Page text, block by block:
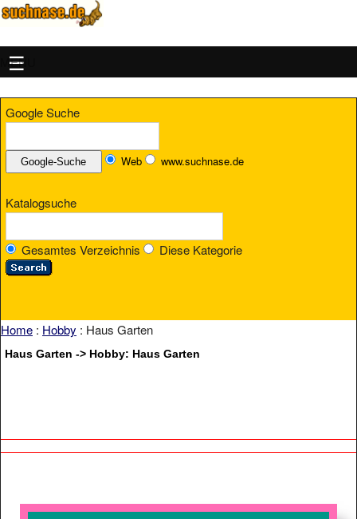
MENU
Google Suche
Web www.suchnase.de
Katalogsuche
Gesamtes Verzeichnis Diese Kategorie
Home : Hobby : Haus Garten
Haus Garten -> Hobby: Haus Garten